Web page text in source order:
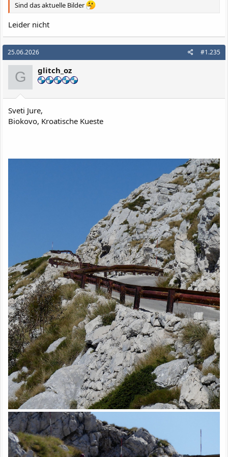
Sind das aktuelle Bilder
Leider nicht
25.06.2026 #1.235
G glitch_oz
Sveti Jure,
Biokovo, Kroatische Kueste